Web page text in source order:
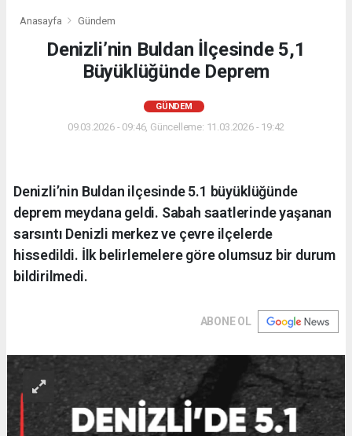
Anasayfa Gündem
Denizli’nin Buldan İlçesinde 5,1
Büyüklüğünde Deprem
GÜNDEM
09.03.2026 - 09:46, Güncelleme: 11.03.2026 - 19:42
Denizli’nin Buldan ilçesinde 5.1 büyüklüğünde
deprem meydana geldi. Sabah saatlerinde yaşanan
sarsıntı Denizli merkez ve çevre ilçelerde
hissedildi. İlk belirlemelere göre olumsuz bir durum
bildirilmedi.
ABONE OL